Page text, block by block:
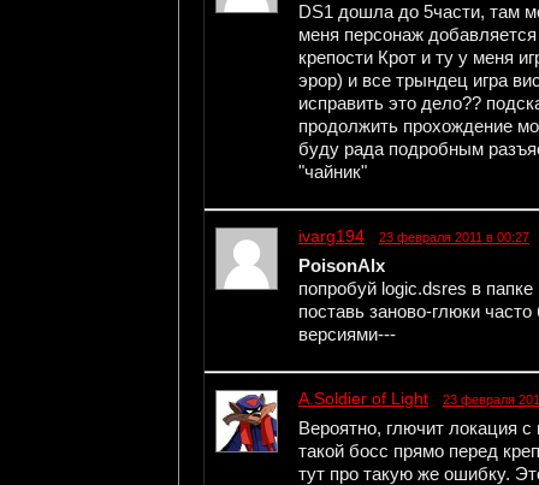
DS1 дошла до 5части, там
меня персонаж
крепости Крот и ту у меня
эрор) и все трындец игра
исправить это дело??
продолжить прохождение
буду рада подробным
"чайник"
ivarg194 23 февраля 2011 в 00:27
PoisonAlx
попробуй logic.dsres в
поставь заново-глюки
версиями---
A.Soldier of Light 23 февраля
Вероятно, глючит локация
такой босс прямо перед
тут про такую же ошибку.